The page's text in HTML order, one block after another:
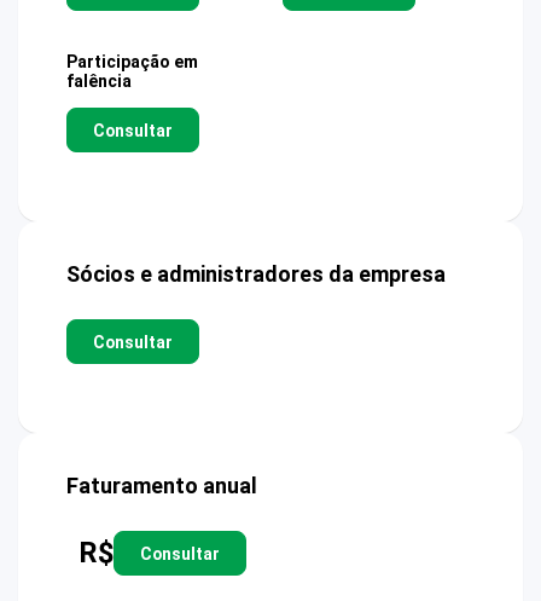
Participação em
falência
Consultar
Sócios e administradores da empresa
Consultar
Faturamento anual
R$ Consultar